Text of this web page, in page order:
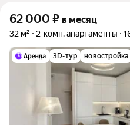
62 000 ₽ в месяц
32 м² 2-комн. апартаменты
3D-тур новостройка